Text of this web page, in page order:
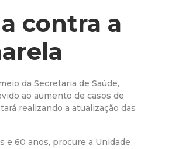
f
i
t
contra a
da Secretaria de Saúde,
ao aumento de casos de
realizando a atualização das
e 60 anos, procure a Unidade